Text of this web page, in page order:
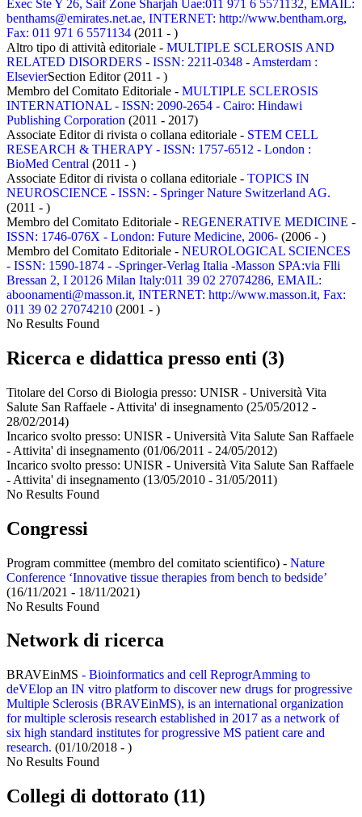
Exec Ste Y 26, Saif Zone Sharjah Uae:011 971 6 5571132, EMAIL:
benthams@emirates.net.ae, INTERNET: http://www.bentham.org,
Fax: 011 971 6 5571134 (2011 - )
Altro tipo di attività editoriale - MULTIPLE SCLEROSIS AND
RELATED DISORDERS - ISSN: 2211-0348 - Amsterdam :
ElsevierSection Editor (2011 - )
Membro del Comitato Editoriale - MULTIPLE SCLEROSIS
INTERNATIONAL - ISSN: 2090-2654 - Cairo: Hindawi
Publishing Corporation (2011 - 2017)
Associate Editor di rivista o collana editoriale - STEM CELL
RESEARCH & THERAPY - ISSN: 1757-6512 - London :
BioMed Central (2011 - )
Associate Editor di rivista o collana editoriale - TOPICS IN
NEUROSCIENCE - ISSN: - Springer Nature Switzerland AG.
(2011 - )
Membro del Comitato Editoriale - REGENERATIVE MEDICINE -
ISSN: 1746-076X - London: Future Medicine, 2006- (2006 - )
Membro del Comitato Editoriale - NEUROLOGICAL SCIENCES
- ISSN: 1590-1874 - -Springer-Verlag Italia -Masson SPA:via Flli
Bressan 2, I 20126 Milan Italy:011 39 02 27074286, EMAIL:
aboonamenti@masson.it, INTERNET: http://www.masson.it, Fax:
011 39 02 27074210 (2001 - )
No Results Found
Ricerca e didattica presso enti (3)
Titolare del Corso di Biologia presso: UNISR - Università Vita
Salute San Raffaele - Attivita' di insegnamento (25/05/2012 -
28/02/2014)
Incarico svolto presso: UNISR - Università Vita Salute San Raffaele
- Attivita' di insegnamento (01/06/2011 - 24/05/2012)
Incarico svolto presso: UNISR - Università Vita Salute San Raffaele
- Attivita' di insegnamento (13/05/2010 - 31/05/2011)
No Results Found
Congressi
Program committee (membro del comitato scientifico) - Nature
Conference ‘Innovative tissue therapies from bench to bedside’
(16/11/2021 - 18/11/2021)
No Results Found
Network di ricerca
BRAVEinMS - Bioinformatics and cell ReprogrAmming to
deVElop an IN vitro platform to discover new drugs for progressive
Multiple Sclerosis (BRAVEinMS), is an international organization
for multiple sclerosis research established in 2017 as a network of
six high standard institutes for progressive MS patient care and
research. (01/10/2018 - )
No Results Found
Collegi di dottorato (11)